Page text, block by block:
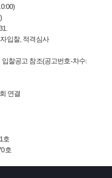
입찰, 적격심사
찰공고 참조(공고번호-차수:
연결
호
호